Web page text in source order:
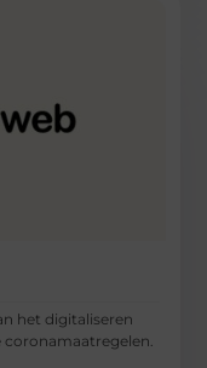
het digitaliseren